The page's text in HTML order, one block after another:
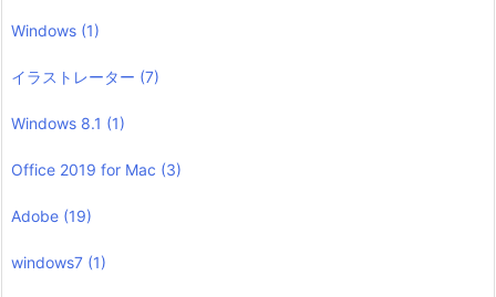
Windows (1)
イラストレーター (7)
Windows 8.1 (1)
Office 2019 for Mac (3)
Adobe (19)
windows7 (1)